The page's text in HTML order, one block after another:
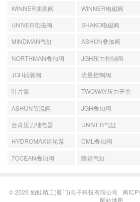
WINNER插装阀 WINNER电磁阀
UNIVER电磁阀
SHAKO电磁阀
MINDMAN气缸
ASHUN叠加阀
NORTHMAN叠加阀
JGH压力控制阀
JGH插装阀
流量控制阀
叶片泵
TWOWAY压力开关
ASHUN节流阀
JGH叠加阀
台肯压力继电器
UNIVER气缸
HYDROMAX齿轮泵
CML叠加阀
7OCEAN叠加阀
隆运气缸
© 2026 如虹精工(厦门)电子科技有限公司 闽
网站地图